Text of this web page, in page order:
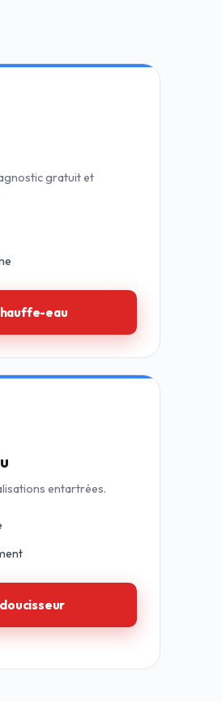
gratuit et
eau
entartrées.